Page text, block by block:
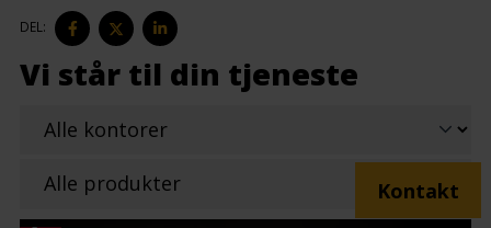
DEL:
DEL
PÅ
FACEBOOK
DEL
PÅ
TWITTER
PÅ
Vi står til din tjeneste
Kontakt